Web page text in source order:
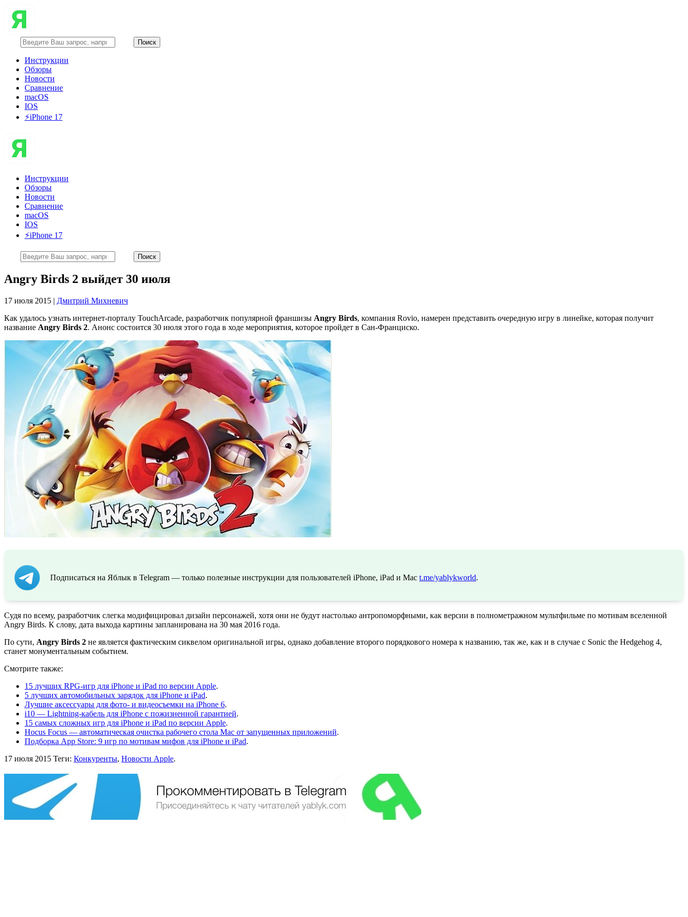
Инструкции
Обзоры
Новости
Сравнение
macOS
IOS
⚡️iPhone 17
Инструкции
Обзоры
Новости
Сравнение
macOS
IOS
⚡️iPhone 17
Angry Birds 2 выйдет 30 июля
17 июля 2015 | Дмитрий Михневич
Как удалось узнать интернет-порталу TouchArcade, разработчик популярной франшизы Angry Birds, компания Rovio, намерен представить очередную игру в линейке, которая получит
название Angry Birds 2. Анонс состоится 30 июля этого года в ходе мероприятия, которое пройдет в Сан-Франциско.
Подписаться на Яблык в Telegram — только полезные инструкции для пользователей iPhone, iPad и Mac t.me/yablykworld.
Судя по всему, разработчик слегка модифицировал дизайн персонажей, хотя они не будут настолько антропоморфными, как версии в полнометражном мультфильме по мотивам вселенной
Angry Birds. К слову, дата выхода картины запланирована на 30 мая 2016 года.
По сути, Angry Birds 2 не является фактическим сиквелом оригинальной игры, однако добавление второго порядкового номера к названию, так же, как и в случае с Sonic the Hedgehog 4,
станет монументальным событием.
Смотрите также:
15 лучших RPG-игр для iPhone и iPad по версии Apple.
5 лучших автомобильных зарядок для iPhone и iPad.
Лучшие аксессуары для фото- и видеосъемки на iPhone 6.
i10 — Lightning-кабель для iPhone с пожизненной гарантией.
15 самых сложных игр для iPhone и iPad по версии Apple.
Hocus Focus — автоматическая очистка рабочего стола Mac от запущенных приложений.
Подборка App Store: 9 игр по мотивам мифов для iPhone и iPad.
17 июля 2015 Теги: Конкуренты, Новости Apple.